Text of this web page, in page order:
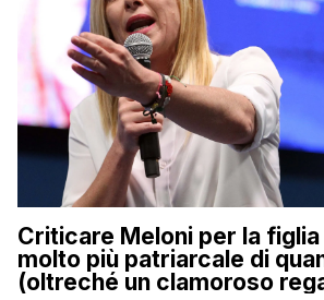
Criticare Meloni per la figlia
molto più patriarcale di
(oltreché un clamoroso